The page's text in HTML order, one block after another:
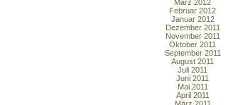
März 2012
Februar 2012
Januar 2012
Dezember 2011
November 2011
Oktober 2011
September 2011
August 2011
Juli 2011
Juni 2011
Mai 2011
April 2011